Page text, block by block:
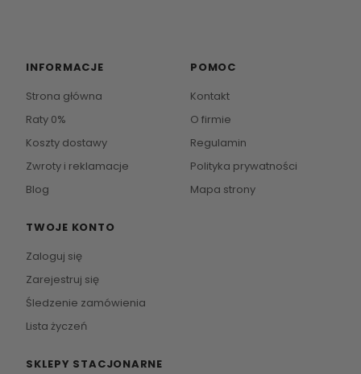
INFORMACJE
Strona główna
Raty 0%
Koszty dostawy
Zwroty i reklamacje
Blog
POMOC
Kontakt
O firmie
Regulamin
Polityka prywatności
Mapa strony
TWOJE KONTO
Zaloguj się
Zarejestruj się
Śledzenie zamówienia
Lista życzeń
SKLEPY STACJONARNE